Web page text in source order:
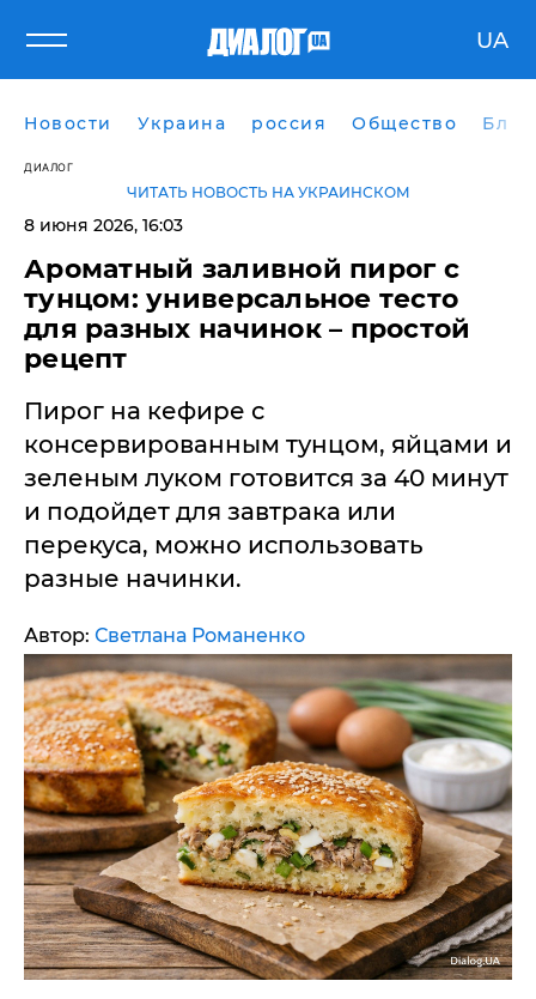
UA
Новости Украина россия Общество
ДИАЛОГ
ЧИТАТЬ НОВОСТЬ НА УКРАИНСКОМ
8 июня 2026, 16:03
Ароматный заливной пирог с
тунцом: универсальное тесто
для разных начинок – простой
рецепт
Пирог на кефире с
консервированным тунцом, яйцами и
зеленым луком готовится за 40 минут
и подойдет для завтрака или
перекуса, можно использовать
разные начинки.
Автор: Светлана Романенко